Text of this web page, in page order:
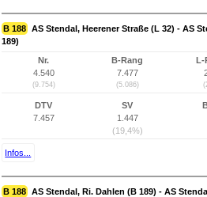
B 188 AS Stendal, Heerener Straße (L 32) - AS
189)
Nr.
4.540
(9.754)
B-Rang
7.477
(5.086)
DTV
7.457
SV
1.447
(19,4%)
Infos...
B 188 AS Stendal, Ri. Dahlen (B 189) - AS